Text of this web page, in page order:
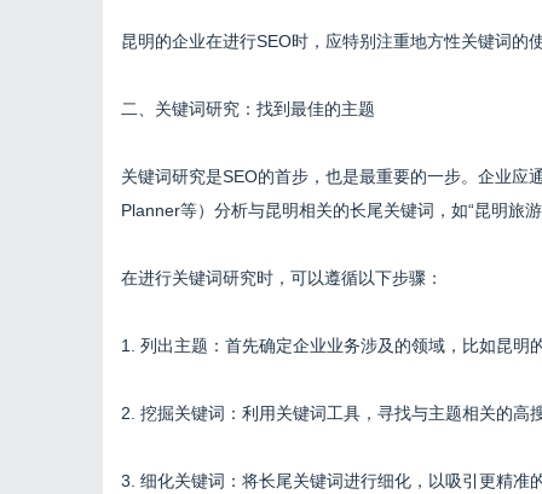
昆明的企业在进行SEO时，应特别注重地方性关键词的
二、关键词研究：找到最佳的主题
关键词研究是SEO的首步，也是最重要的一步。企业
Planner等）分析与昆明相关的长尾关键词，如“昆明旅
在进行关键词研究时，可以遵循以下步骤：
1. 列出主题：首先确定企业业务涉及的领域，比如昆明
2. 挖掘关键词：利用关键词工具，寻找与主题相关的高
3. 细化关键词：将长尾关键词进行细化，以吸引更精准